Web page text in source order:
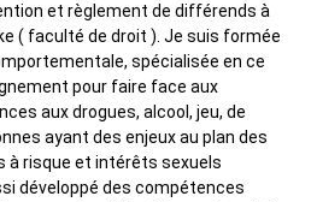
et règlement de différends à
( faculté de droit ). Je suis formée
spécialisée en ce
pour faire face aux
aux drogues, alcool, jeu, de
ayant des enjeux au plan des
risque et intérêts sexuels
développé des compétences